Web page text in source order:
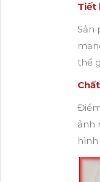
Tiết
Sản
thể
ảnh
hình